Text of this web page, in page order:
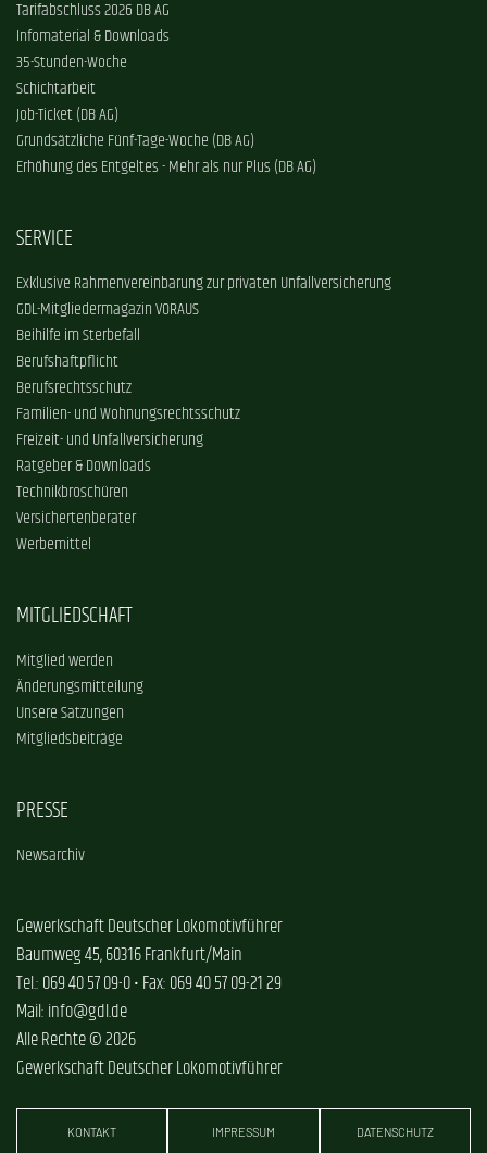
Tarifabschluss 2026 DB AG
Infomaterial & Downloads
35-Stunden-Woche
Schichtarbeit
Job-Ticket (DB AG)
Grundsätzliche Fünf-Tage-Woche (DB AG)
Erhöhung des Entgeltes - Mehr als nur Plus (DB AG)
SERVICE
Exklusive Rahmenvereinbarung zur privaten Unfallversicherung
GDL-Mitgliedermagazin VORAUS
Beihilfe im Sterbefall
Berufshaftpflicht
Berufsrechtsschutz
Familien- und Wohnungsrechtsschutz
Freizeit- und Unfallversicherung
Ratgeber & Downloads
Technikbroschüren
Versichertenberater
Werbemittel
MITGLIEDSCHAFT
Mitglied werden
Änderungsmitteilung
Unsere Satzungen
Mitgliedsbeiträge
PRESSE
Newsarchiv
Gewerkschaft Deutscher Lokomotivführer
Baumweg 45, 60316 Frankfurt/Main
Tel.: 069 40 57 09-0 • Fax: 069 40 57 09-21 29
Mail: info@gdl.de
Alle Rechte © 2026
Gewerkschaft Deutscher Lokomotivführer
KONTAKT IMPRESSUM DATENSCHUTZ